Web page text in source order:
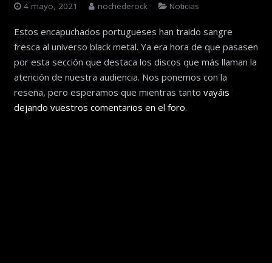
4 mayo, 2021 nochederock Noticias
Estos encapuchados portugueses han traido sangre
fresca al universo black metal. Ya era hora de que pasasen
por esta sección que destaca los discos que más llaman la
atención de nuestra audiencia. Nos ponemos con la
reseña, pero esperamos que mientras tanto vayáis
dejando vuestros comentarios en el foro.